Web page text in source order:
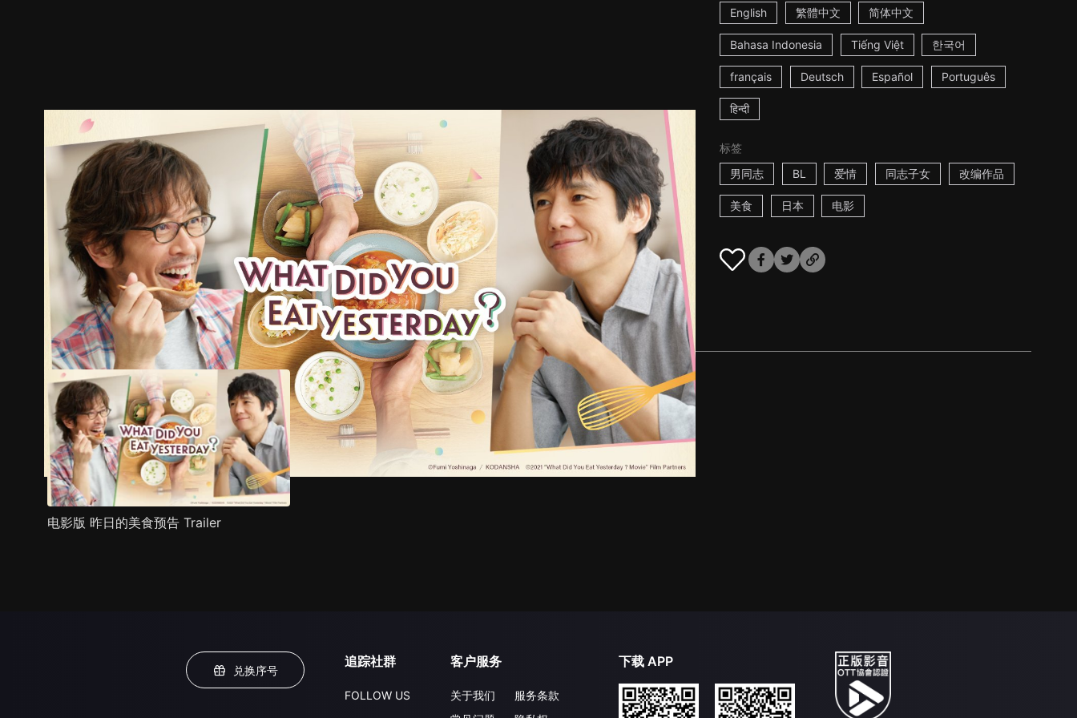
English 繁體中文 简体中文
Bahasa Indonesia Tiếng Việt 한국어
français Deutsch Español Português
हिन्दी
标签
男同志
BL 爱情 同志子女 改编作品
美食 日本 电影
预告 剧照 推荐影片 剧情介绍
电影版 昨日的美食预告 Trailer
兑换序号
追踪社群
FOLLOW US
客户服务
关于我们
服务条款
下载 APP